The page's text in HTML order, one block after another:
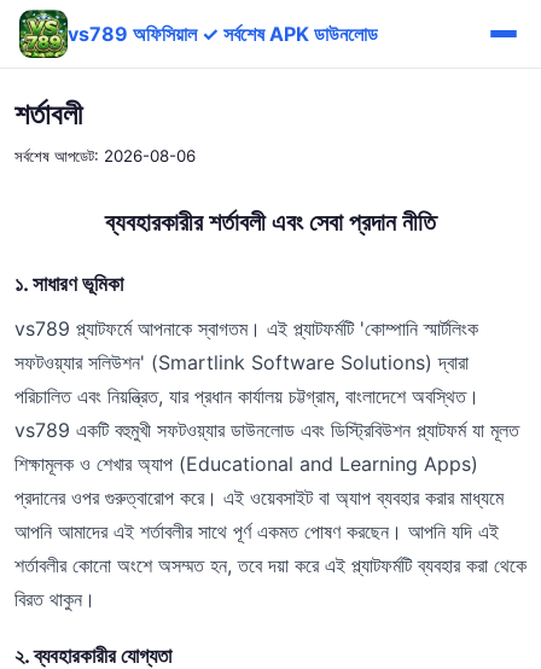
vs789 অফিসিয়াল ✓ সর্বশেষ APK ডাউনলোড
শর্তাবলী
সর্বশেষ আপডেট: 2026-08-06
ব্যবহারকারীর শর্তাবলী এবং সেবা প্রদান নীতি
১. সাধারণ ভূমিকা
vs789 প্ল্যাটফর্মে আপনাকে স্বাগতম। এই প্ল্যাটফর্মটি 'কোম্পানি স্মার্টলিংক
সফটওয়্যার সলিউশন' (Smartlink Software Solutions) দ্বারা
পরিচালিত এবং নিয়ন্ত্রিত, যার প্রধান কার্যালয় চট্টগ্রাম, বাংলাদেশে অবস্থিত।
vs789 একটি বহুমুখী সফটওয়্যার ডাউনলোড এবং ডিস্ট্রিবিউশন প্ল্যাটফর্ম যা মূলত
শিক্ষামূলক ও শেখার অ্যাপ (Educational and Learning Apps)
প্রদানের ওপর গুরুত্বারোপ করে। এই ওয়েবসাইট বা অ্যাপ ব্যবহার করার মাধ্যমে
আপনি আমাদের এই শর্তাবলীর সাথে পূর্ণ একমত পোষণ করছেন। আপনি যদি এই
শর্তাবলীর কোনো অংশে অসম্মত হন, তবে দয়া করে এই প্ল্যাটফর্মটি ব্যবহার করা থেকে
বিরত থাকুন।
২. ব্যবহারকারীর যোগ্যতা